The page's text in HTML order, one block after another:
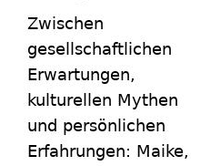
Zwischen
gesellschaftlichen
Erwartungen,
kulturellen Mythen
und persönlichen
Erfahrungen: Maike,